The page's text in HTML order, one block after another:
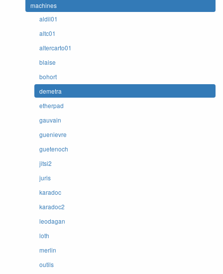
machines
aldil01
altc01
altercarto01
blaise
bohort
demetra
etherpad
gauvain
guenievre
guetenoch
jitsi2
juris
karadoc
karadoc2
leodagan
loth
merlin
outils